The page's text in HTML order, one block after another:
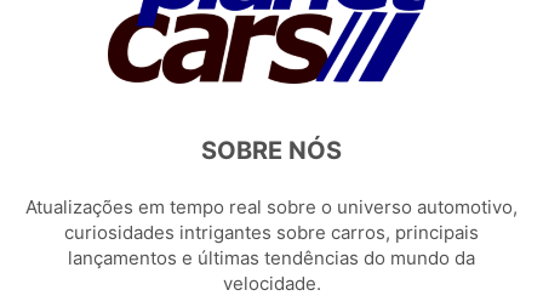
SOBRE NÓS
Atualizações em tempo real sobre o universo automotivo,
curiosidades intrigantes sobre carros, principais
lançamentos e últimas tendências do mundo da
velocidade.